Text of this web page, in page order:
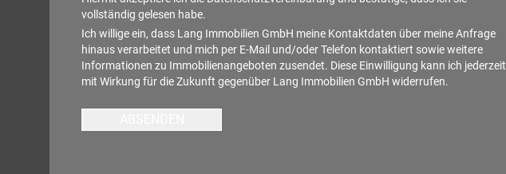
vollständig gelesen habe.
Ich willige ein, dass Lang Immobilien GmbH meine Kontaktdaten über meine Anfrage
hinaus verarbeitet und mich per E-Mail und/oder Telefon kontaktiert sowie weitere
Informationen zu Immobilienangeboten zusendet. Diese Einwilligung kann ich jederzeit
mit Wirkung für die Zukunft gegenüber Lang Immobilien GmbH widerrufen.